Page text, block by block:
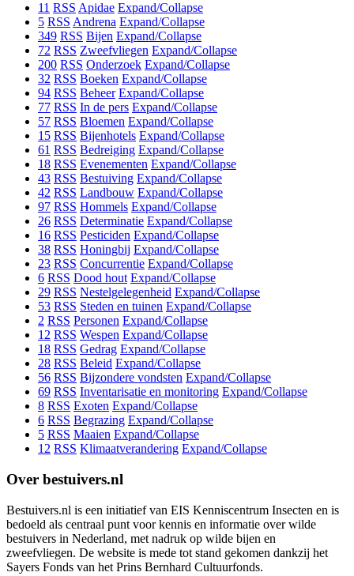
11 RSS Apidae Expand/Collapse
5 RSS Andrena Expand/Collapse
349 RSS Bijen Expand/Collapse
72 RSS Zweefvliegen Expand/Collapse
200 RSS Onderzoek Expand/Collapse
32 RSS Boeken Expand/Collapse
94 RSS Beheer Expand/Collapse
77 RSS In de pers Expand/Collapse
57 RSS Bloemen Expand/Collapse
15 RSS Bijenhotels Expand/Collapse
61 RSS Bedreiging Expand/Collapse
18 RSS Evenementen Expand/Collapse
43 RSS Bestuiving Expand/Collapse
42 RSS Landbouw Expand/Collapse
97 RSS Hommels Expand/Collapse
26 RSS Determinatie Expand/Collapse
16 RSS Pesticiden Expand/Collapse
38 RSS Honingbij Expand/Collapse
23 RSS Concurrentie Expand/Collapse
6 RSS Dood hout Expand/Collapse
29 RSS Nestelgelegenheid Expand/Collapse
53 RSS Steden en tuinen Expand/Collapse
2 RSS Personen Expand/Collapse
12 RSS Wespen Expand/Collapse
18 RSS Gedrag Expand/Collapse
28 RSS Beleid Expand/Collapse
56 RSS Bijzondere vondsten Expand/Collapse
69 RSS Inventarisatie en monitoring Expand/Collapse
8 RSS Exoten Expand/Collapse
6 RSS Begrazing Expand/Collapse
5 RSS Maaien Expand/Collapse
12 RSS Klimaatverandering Expand/Collapse
Over bestuivers.nl
Bestuivers.nl is een initiatief van EIS Kenniscentrum Insecten en is
bedoeld als centraal punt voor kennis en informatie over wilde
bestuivers in Nederland, met nadruk op wilde bijen en
zweefvliegen. De website is mede tot stand gekomen dankzij het
Sayers Fonds van het Prins Bernhard Cultuurfonds.